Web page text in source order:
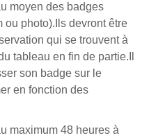
moyen des badges
ou photo).Ils devront être
qui se trouvent à
tableau en fin de partie.Il
son badge sur le
en fonction des
maximum 48 heures à